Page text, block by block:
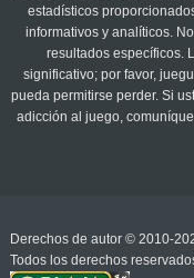
estadísticos
informativos y analíticos.
resultados específicos.
significativo; por favor,
pueda permitirse perder. Si
adicción al juego,
Derechos de autor © 2010-
Todos los derechos